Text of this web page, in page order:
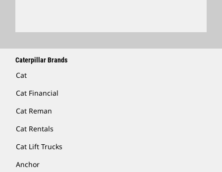
Caterpillar Brands
Cat
Cat Financial
Cat Reman
Cat Rentals
Cat Lift Trucks
Anchor